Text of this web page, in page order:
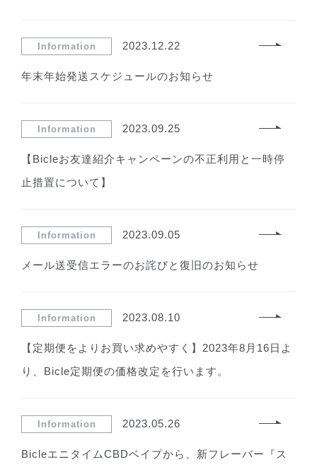
Information 2023.12.22
年末年始発送スケジュールのお知らせ
Information 2023.09.25
【Bicleお友達紹介キャンペーンの不正利用と一時停
止措置について】
Information 2023.09.05
メール送受信エラーのお詫びと復旧のお知らせ
Information 2023.08.10
【定期便をよりお買い求めやすく】2023年8月16日よ
り、Bicle定期便の価格改定を行います。
Information 2023.05.26
BicleエニタイムCBDベイプから、新フレーバー『ス